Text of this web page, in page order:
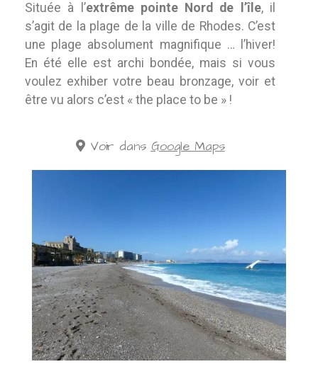
Située à l’extrême pointe Nord de l’île, il
s’agit de la plage de la ville de Rhodes. C’est
une plage absolument magnifique … l’hiver!
En été elle est archi bondée, mais si vous
voulez exhiber votre beau bronzage, voir et
être vu alors c’est « the place to be » !
Voir dans Google Maps